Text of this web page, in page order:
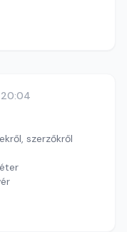
20:04
szerzőkről